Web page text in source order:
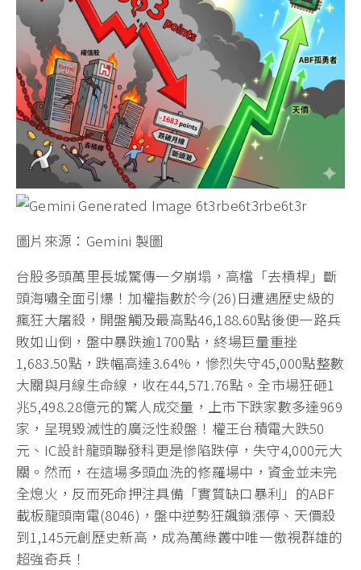
圖片來源：Gemini 製圖
台股多頭萬里長城驚傳一夕崩塌，高檔「去槓桿」斷
頭海嘯全面引爆！加權指數於今(26)日遭遇歷史級的
瘋狂大屠殺，開盤觸及最高點46,188.60點後便一路兵
敗如山倒，盤中暴跌逾1700點，終場巨量重挫
1,683.50點，跌幅高達3.64%，慘烈失守45,000點整數
大關與月線生命線，收在44,571.76點。全市場狂砸1
兆5,498.28億元的驚人成交量，上市下跌家數多達969
家，呈現毀滅性的廣泛性殺盤！權王台積電大跌50
元、IC設計龍頭聯發科更是慘陷跌停，失守4,000元大
關。然而，在這場多頭血洗的修羅場中，資金並未完
全熄火，反而死命押注具備「實質缺口暴利」的ABF
載板龍頭南電(8046)，盤中逆勢狂飆鎖漲停、天價殺
到1,145元創歷史新高，成為萬綠叢中唯一傲視群雄的
超強奇兵！